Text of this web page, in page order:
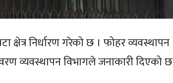
क्षेत्र निर्धारण गरेको छ । फोहर व्यवस्थापन
व्यवस्थापन विभागले जनाकारी दिएको छ